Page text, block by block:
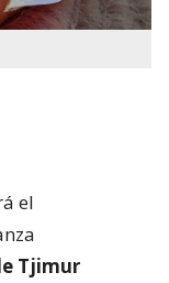
el
Tjimur